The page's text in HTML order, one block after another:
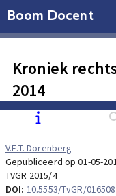
Boom Docent
Kroniek
2014
V.E.T. Dörenberg
Gepubliceerd op 01-05-
TVGR 2015/4
DOI: 10.5553/TvGR/